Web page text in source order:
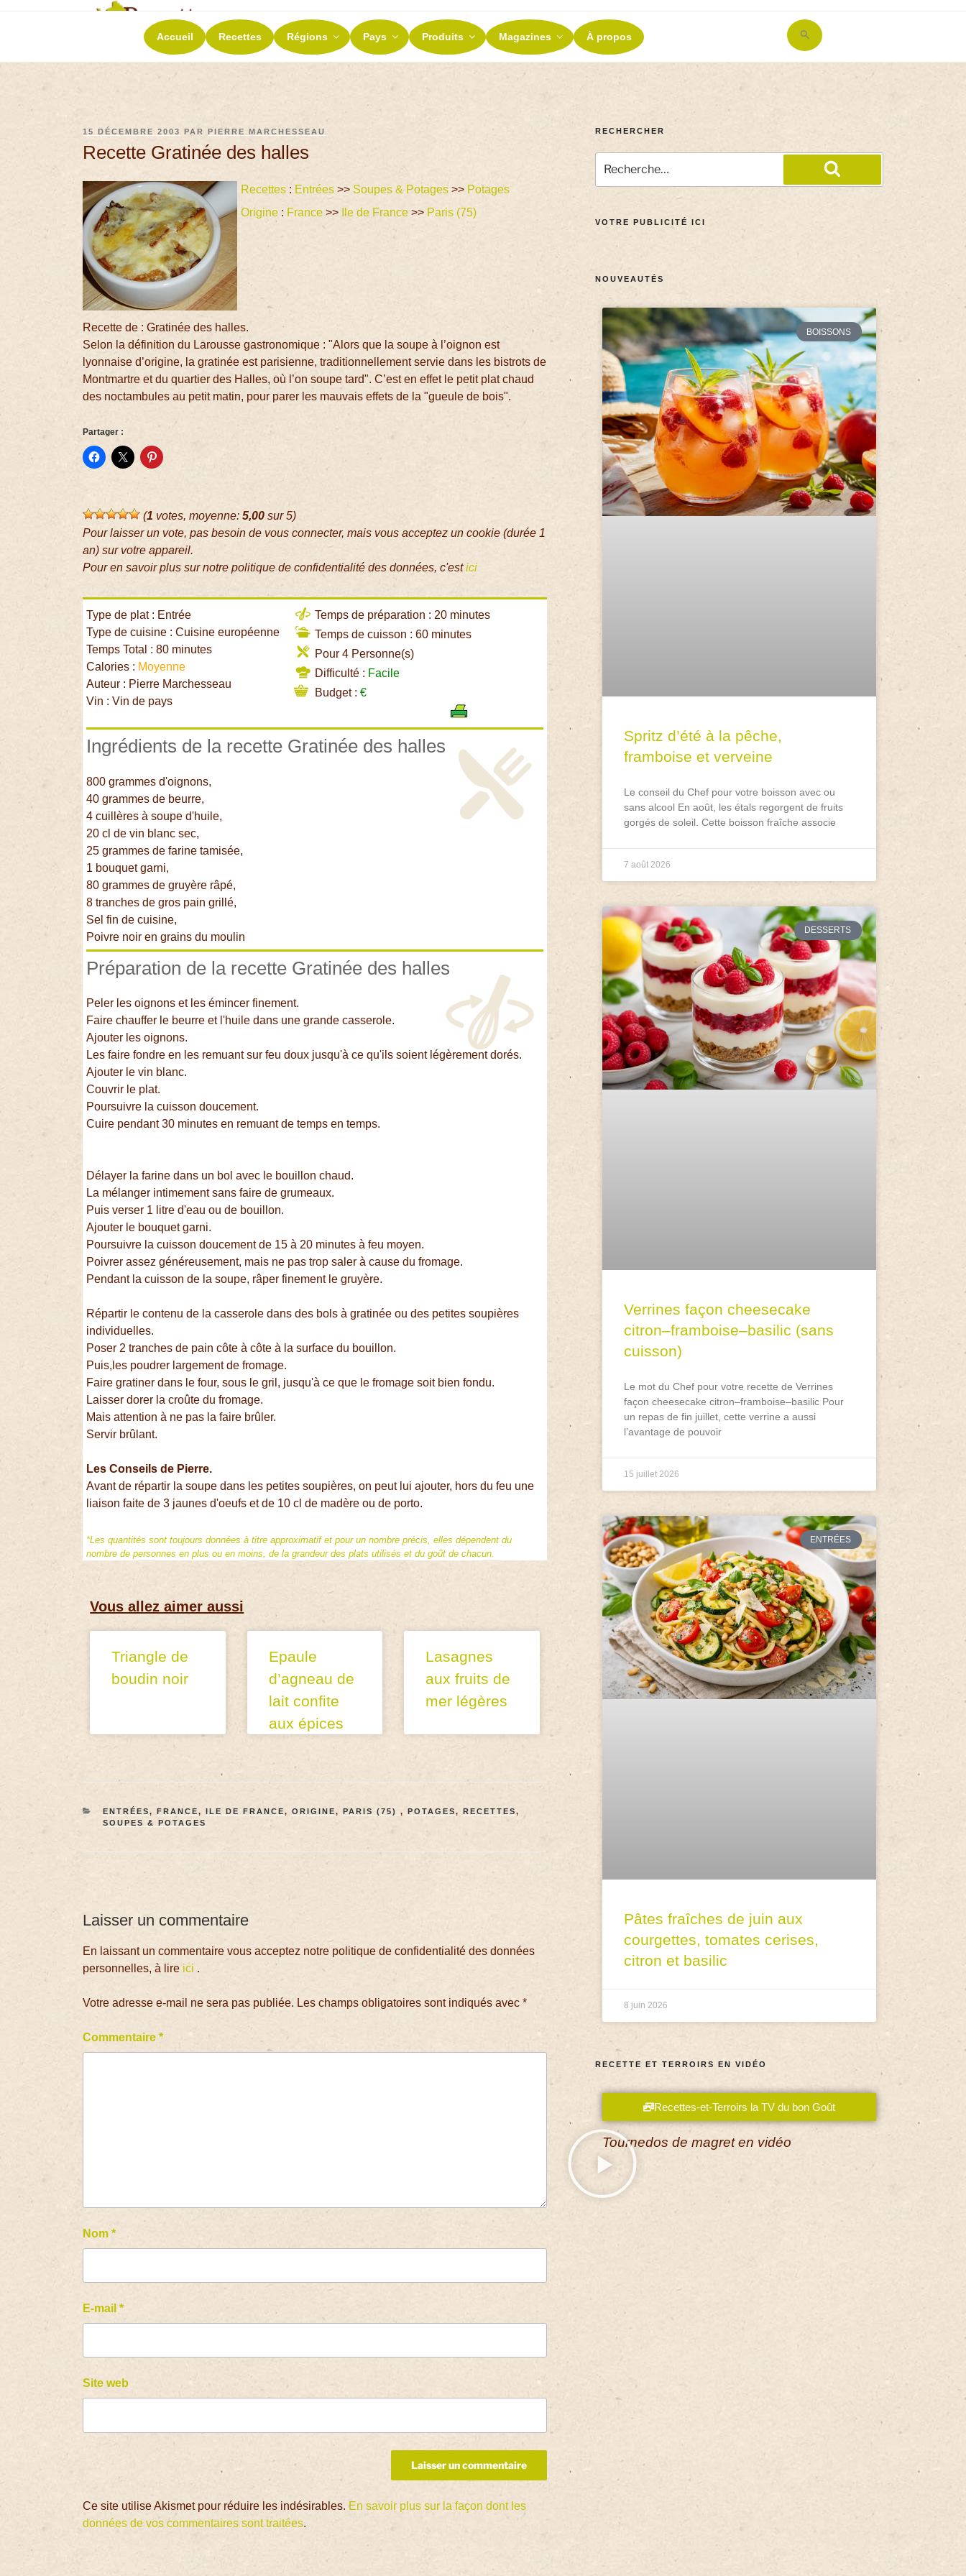
RECETTES ET TERROIRS
La richesse de nos terroirs
Accueil Recettes Régions Pays Produits Magazines À propos
Search
for:
15 DÉCEMBRE 2003 PARPIERRE MARCHESSEAU
Recette Gratinée des halles
Recettes : Entrées >> Soupes & Potages >> Potages
Origine : France >> Ile de France >> Paris (75)
Recette de : Gratinée des halles.
Selon la définition du Larousse gastronomique : "Alors que la soupe à l’oignon est
lyonnaise d’origine, la gratinée est parisienne, traditionnellement servie dans les bistrots de
Montmartre et du quartier des Halles, où l’on soupe tard". C’est en effet le petit plat chaud
des noctambules au petit matin, pour parer les mauvais effets de la "gueule de bois".
Partager :
(1 votes, moyenne:5,00 sur 5)
Pour laisser un vote, pas besoin de vous connecter, mais vous acceptez un cookie (durée 1
an) sur votre appareil.
Pour en savoir plus sur notre politique de confidentialité des données, c'estici
Type de plat : Entrée
Type de cuisine : Cuisine européenne
Temps Total : 80 minutes
Calories : Moyenne
Auteur : Pierre Marchesseau
Vin : Vin de pays
Temps de préparation : 20 minutes
Temps de cuisson : 60 minutes
Pour 4 Personne(s)
Difficulté : Facile
Budget :€
Ingrédients de la recette Gratinée des halles
800 grammes d'oignons,
40 grammes de beurre,
4 cuillères à soupe d'huile,
20 cl de vin blanc sec,
25 grammes de farine tamisée,
1 bouquet garni,
80 grammes de gruyère râpé,
8 tranches de gros pain grillé,
Sel fin de cuisine,
Poivre noir en grains du moulin
Préparation de la recette Gratinée des halles
Peler les oignons et les émincer finement.
Faire chauffer le beurre et l'huile dans une grande casserole.
Ajouter les oignons.
Les faire fondre en les remuant sur feu doux jusqu'à ce qu'ils soient légèrement dorés.
Ajouter le vin blanc.
Couvrir le plat.
Poursuivre la cuisson doucement.
Cuire pendant 30 minutes en remuant de temps en temps.
Délayer la farine dans un bol avec le bouillon chaud.
La mélanger intimement sans faire de grumeaux.
Puis verser 1 litre d'eau ou de bouillon.
Ajouter le bouquet garni.
Poursuivre la cuisson doucement de 15 à 20 minutes à feu moyen.
Poivrer assez généreusement, mais ne pas trop saler à cause du fromage.
Pendant la cuisson de la soupe, râper finement le gruyère.
Répartir le contenu de la casserole dans des bols à gratinée ou des petites soupières
individuelles.
Poser 2 tranches de pain côte à côte à la surface du bouillon.
Puis,les poudrer largement de fromage.
Faire gratiner dans le four, sous le gril, jusqu'à ce que le fromage soit bien fondu.
Laisser dorer la croûte du fromage.
Mais attention à ne pas la faire brûler.
Servir brûlant.
Les Conseils de Pierre.
Avant de répartir la soupe dans les petites soupières, on peut lui ajouter, hors du feu une
liaison faite de 3 jaunes d'oeufs et de 10 cl de madère ou de porto.
*Les quantités sont toujours données à titre approximatif et pour un nombre précis, elles dépendent du
nombre de personnes en plus ou en moins, de la grandeur des plats utilisés et du goût de chacun.
Vous allez aimer aussi
Triangle de
boudin noir
Epaule
d’agneau de
lait confite
aux épices
Lasagnes
aux fruits de
mer légères
ENTRÉES, FRANCE, ILE DE FRANCE, ORIGINE, PARIS (75) , POTAGES, RECETTES,
SOUPES & POTAGES
Laisser un commentaire
En laissant un commentaire vous acceptez notre politique de confidentialité des données
personnelles, à lire ici .
Votre adresse e-mail ne sera pas publiée. Les champs obligatoires sont indiqués avec*
Commentaire*
Nom*
E-mail*
Site web
Ce site utilise Akismet pour réduire les indésirables. En savoir plus sur la façon dont les
données de vos commentaires sont traitées.
RECHERCHER
VOTRE PUBLICITÉ ICI
NOUVEAUTÉS
BOISSONS
Spritz d’été à la pêche,
framboise et verveine
Le conseil du Chef pour votre boisson avec ou
sans alcool En août, les étals regorgent de fruits
gorgés de soleil. Cette boisson fraîche associe
7 août 2026
DESSERTS
Verrines façon cheesecake
citron–framboise–basilic (sans
cuisson)
Le mot du Chef pour votre recette de Verrines
façon cheesecake citron–framboise–basilic Pour
un repas de fin juillet, cette verrine a aussi
l’avantage de pouvoir
15 juillet 2026
ENTRÉES
Pâtes fraîches de juin aux
courgettes, tomates cerises,
citron et basilic
8 juin 2026
RECETTE ET TERROIRS EN VIDÉO
Recettes-et-Terroirs la TV du bon Goût
Tournedos de magret en vidéo